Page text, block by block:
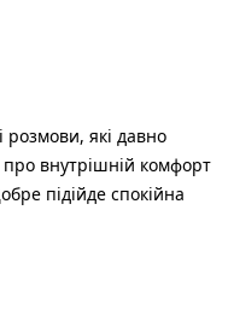
які давно
про внутрішній комфорт
підійде спокійна